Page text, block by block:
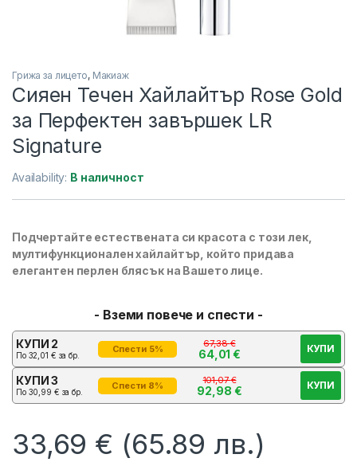
Грижа за лицето, Макиаж
Сияен Течен Хайлайтър Rose Gold
за Перфектен завършек LR
Signature
Availability: В наличност
Подчертайте естествената си красота с този лек,
мултифункционален хайлайтър, който придава
елегантен перлен блясък на Вашето лице.
- Вземи повече и спести -
КУПИ 2
По 32,01 € за бр.
Спести 5% 67,38€
64,01€ КУПИ
КУПИ 3
По 30,99 € за бр.
Спести 8% 101,07€
92,98 € КУПИ
33,69 € (65.89 лв.)